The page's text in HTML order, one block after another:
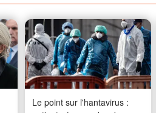
Le point sur l'hantavirus :